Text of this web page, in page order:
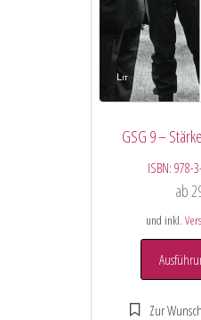
GSG 9 –
ISBN: 978-
ab
und inkl.